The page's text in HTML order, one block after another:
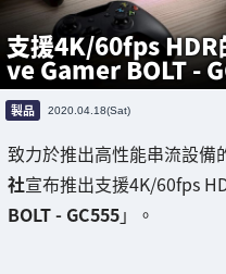
支援4K/60fps HDR
ve Gamer BOLT -
製品 2020.04.18(Sat)
致力於推出高性能串流設備
社宣布推出支援4K/60fps
BOLT - GC555」。